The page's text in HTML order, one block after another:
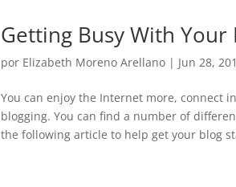
Getting Busy With Your
por Elizabeth Moreno Arellano | Jun 28,
You can enjoy the Internet more, connect
blogging. You can find a number of
the following article to help get your blog